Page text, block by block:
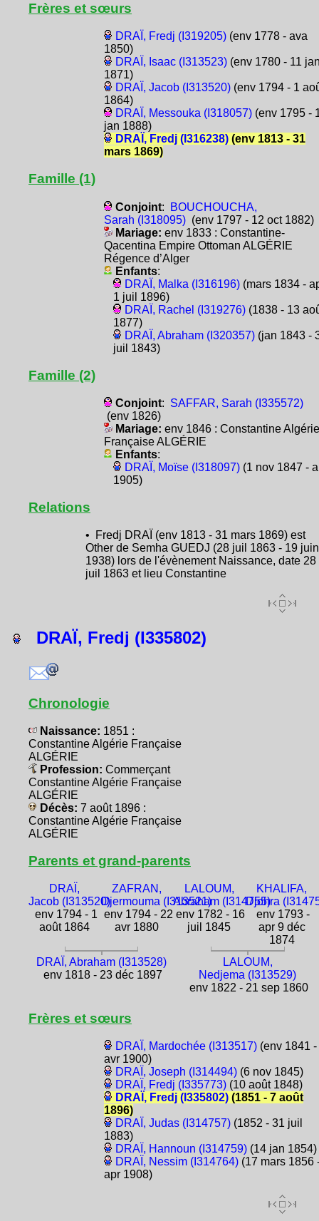
Frères et sœurs
DRAÏ, Fredj (I319205)(env 1778 - ava
1850)
DRAÏ, Isaac (I313523)(env 1780 - 11
1871)
DRAÏ, Jacob (I313520)(env 1794 - 1
1864)
DRAÏ, Messouka (I318057)(env 1795 -
jan 1888)
DRAÏ, Fredj (I316238)(env 1813 - 31
mars 1869)
Famille (1)
Conjoint:
BOUCHOUCHA,
Sarah (I318095)(env 1797 - 12 oct 1882)
Mariage: env 1833 : Constantine-
Qacentina Empire Ottoman ALGÉRIE
Régence d’Alger
Enfants:
DRAÏ, Malka (I316196)(mars 1834 -
1 juil 1896)
DRAÏ, Rachel (I319276)(1838 - 13
1877)
DRAÏ, Abraham (I320357)(jan 1843 -
juil 1843)
Famille (2)
Conjoint: SAFFAR, Sarah (I335572)
(env 1826)
Mariage: env 1846 : Constantine Algérie
Française ALGÉRIE
Enfants:
DRAÏ, Moïse (I318097)(1 nov 1847 -
1905)
Relations
• Fredj DRAÏ (env 1813 - 31 mars 1869) est
Other de Semha GUEDJ (28 juil 1863 - 19 juin
1938) lors de l'évènement Naissance, date 28
juil 1863 et lieu Constantine
DRAÏ, Fredj (I335802)
Chronologie
Naissance: 1851 :
Constantine Algérie Française
ALGÉRIE
Profession: Commerçant
Constantine Algérie Française
ALGÉRIE
Décès: 7 août 1896 :
Constantine Algérie Française
ALGÉRIE
Parents et grand-parents
DRAÏ,
Jacob (I313520)
env 1794 - 1
août 1864
ZAFRAN,
Djermouma (I313521)
env 1794 - 22
avr 1880
LALOUM,
Abraham (I314755)
env 1782 - 16
juil 1845
KHALIFA,
Djohra
env 1793 -
apr 9 déc
1874
DRAÏ, Abraham (I313528)
env 1818 - 23 déc 1897
LALOUM,
Nedjema (I313529)
env 1822 - 21 sep 1860
Frères et sœurs
DRAÏ, Mardochée (I313517)(env 1841 -
avr 1900)
DRAÏ, Joseph (I314494)(6 nov 1845)
DRAÏ, Fredj (I335773)(10 août 1848)
DRAÏ, Fredj (I335802)(1851 - 7 août
1896)
DRAÏ, Judas (I314757)(1852 - 31 juil
1883)
DRAÏ, Hannoun (I314759)(14 jan 1854)
DRAÏ, Nessim (I314764)(17 mars 1856
apr 1908)